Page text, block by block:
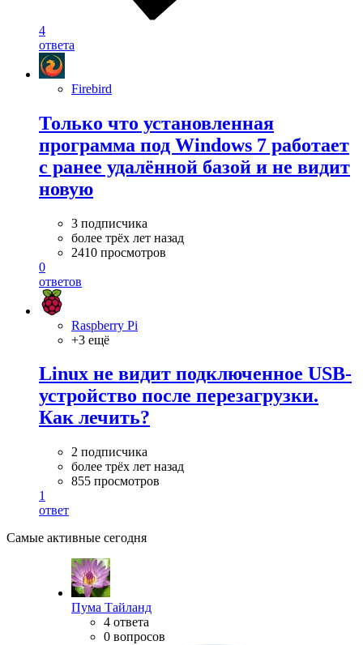
4
ответа
Firebird
Только что установленная
программа под Windows 7 работает
с ранее удалённой базой и не видит
новую
3 подписчика
более трёх лет назад
2410 просмотров
0
ответов
Raspberry Pi
+3 ещё
Linux не видит подключенное USB-
устройство после перезагрузки.
Как лечить?
2 подписчика
более трёх лет назад
855 просмотров
1
ответ
Самые активные сегодня
Пума Тайланд
4 ответа
0 вопросов